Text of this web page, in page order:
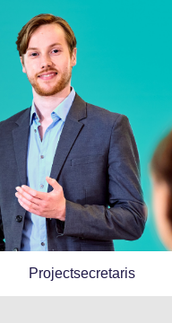
Projectsecretaris